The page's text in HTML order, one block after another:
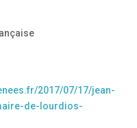
2017/07/17/jean-
de-lourdios-